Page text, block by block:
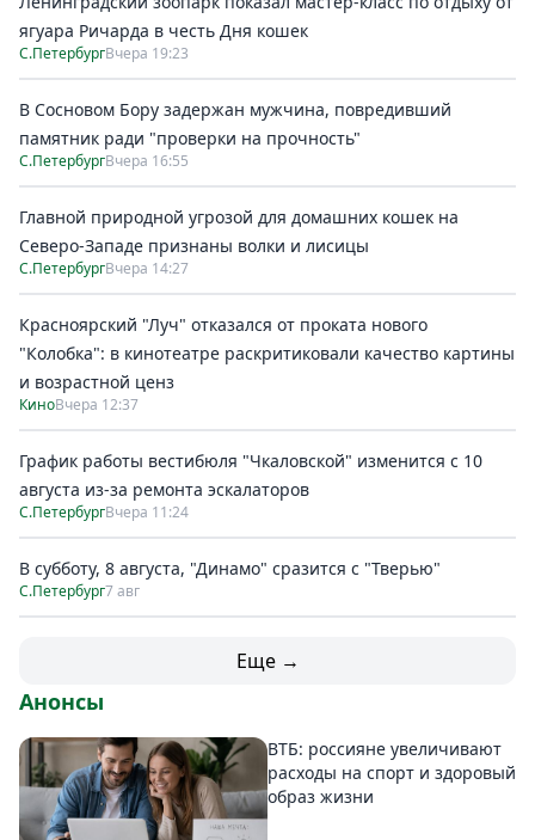
ягуара Ричарда в честь Дня кошек
С.ПетербургВчера 19:23
В Сосновом Бору задержан мужчина, повредивший
памятник ради "проверки на прочность"
С.ПетербургВчера 16:55
Главной природной угрозой для домашних кошек на
Северо-Западе признаны волки и лисицы
С.ПетербургВчера 14:27
Красноярский "Луч" отказался от проката нового
"Колобка": в кинотеатре раскритиковали качество картины
и возрастной ценз
КиноВчера 12:37
График работы вестибюля "Чкаловской" изменится с 10
августа из-за ремонта эскалаторов
С.ПетербургВчера 11:24
В субботу, 8 августа, "Динамо" сразится с "Тверью"
С.Петербург7 авг
Еще →
Анонсы
ВТБ: россияне увеличивают
расходы на спорт и здоровый
образ жизни